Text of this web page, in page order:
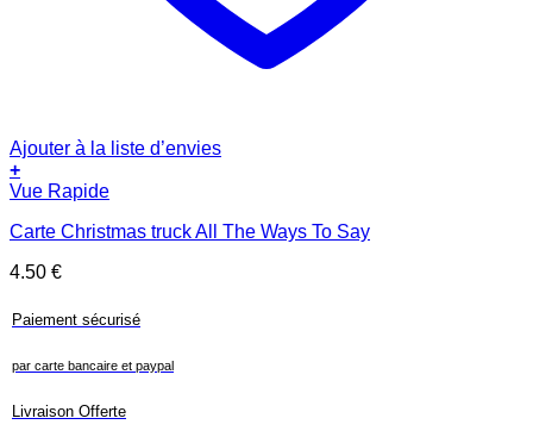
Ajouter à la liste d’envies
+
Vue Rapide
Carte Christmas truck All The Ways To Say
4.50 €
Paiement sécurisé
par carte bancaire et paypal
Livraison Offerte